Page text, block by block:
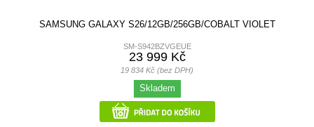
SAMSUNG GALAXY S26/12GB/256GB/COBALT VIOLET
SM-S942BZVGEUE
23 999 Kč
19 834 Kč (bez DPH)
Skladem